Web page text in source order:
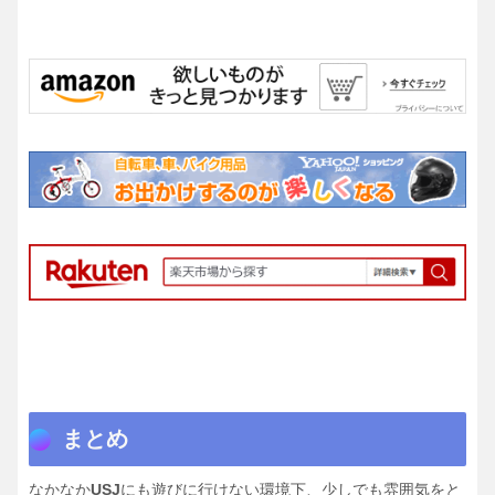
まとめ
なかなかUSJにも遊びに行けない環境下、少しでも雰囲気をと